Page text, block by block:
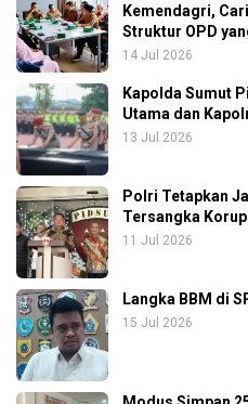
Kemendagri,
Struktur OPD
14 Jul 2026
Kapolda Sumut
Utama dan
13 Jul 2026
Polri Tetapkan
Tersangka
11 Jul 2026
Langka BBM di
15 Jul 2026